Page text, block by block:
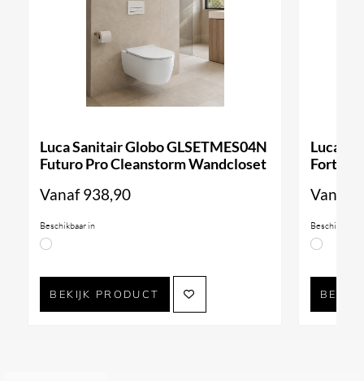
Luca Sanitair Globo GLSETMES04N
Futuro Pro Cleanstorm Wandcloset
Vanaf938,90
Beschikbaar in
BEKIJK PRODUCT
Luca
Forty3
Vanaf
Beschikbaar